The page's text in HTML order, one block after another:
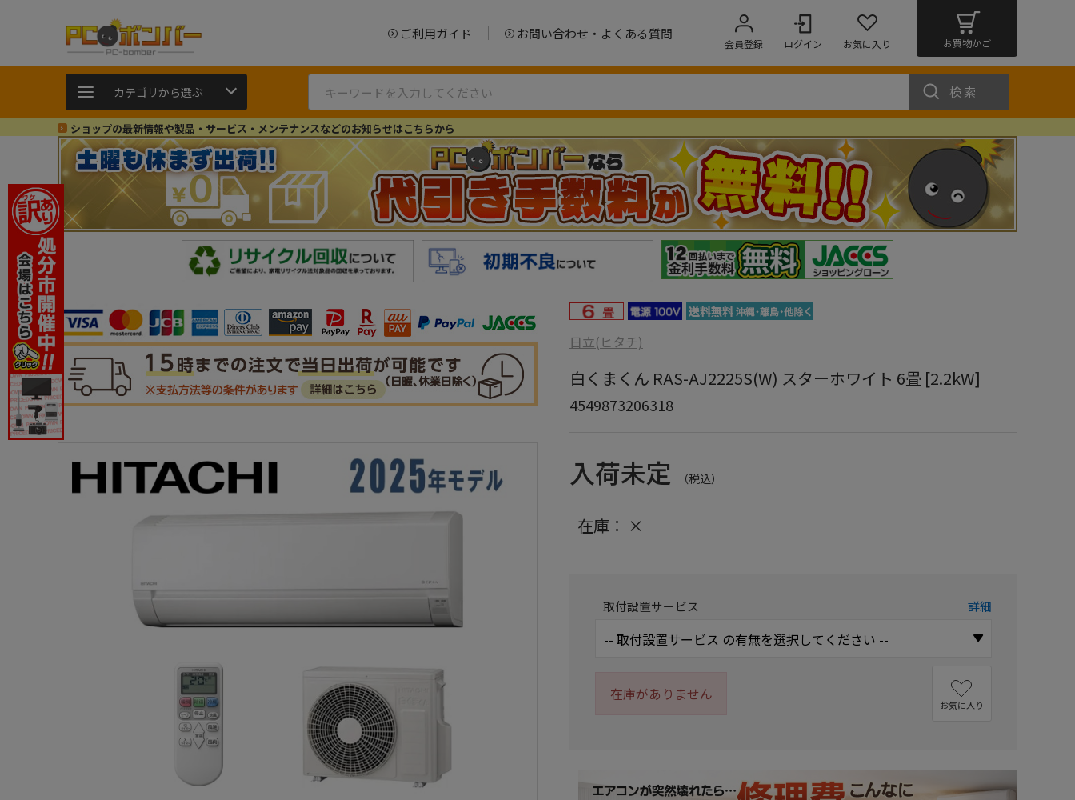
ご利用ガイド お問い合わせ・よくある質問
会員登録 ログイン お気に入り お買物かご
カテゴリから選ぶ 検索
ショップの最新情報や製品・サービス・メンテナンスなどのお知らせはこちらから
日立(ヒタチ)
白くまくん RAS-AJ2225S(W) スターホワイト 6畳 [2.2kW]
4549873206318
入荷未定 （税込）
在庫： ×
取付設置サービス 詳細
在庫がありません
お気に入り